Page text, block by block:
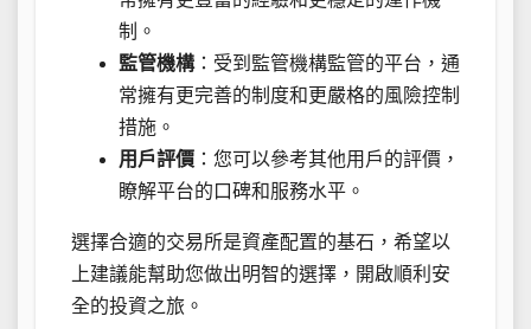
制。
監管機構：受到監管機構監管的平台，通
常擁有更完善的制度和更嚴格的風險控制
措施。
用戶評價 ：您可以參考其他用戶的評價，
瞭解平台的口碑和服務水平。
選擇合適的交易所是資產配置的基石，希望以
上建議能幫助您做出明智的選擇，開啟順利安
全的投資之旅。